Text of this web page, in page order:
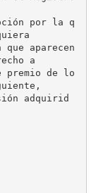
por la q
aparecen
a
premio de lo
adquirid